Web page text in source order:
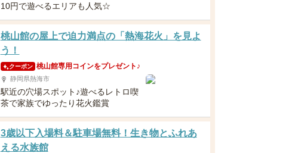
10円で遊べるエリアも人気☆
桃山館の屋上で迫力満点の「熱海花火」を見よ
う！
クーポン 桃山館専用コインをプレゼント♪
静岡県熱海市
駅近の穴場スポット♪遊べるレトロ喫
茶で家族でゆったり花火鑑賞
3歳以下入場料＆駐車場無料！生き物とふれあ
える水族館